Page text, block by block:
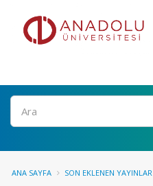
Ara
ANA SAYFA SON EKLENEN YAYINLAR